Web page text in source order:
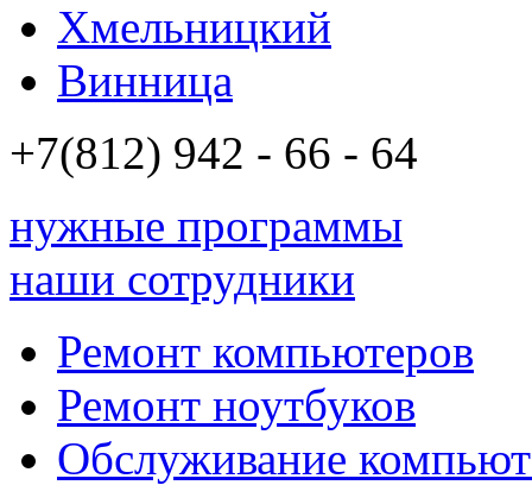
Хмельницкий
Винница
+7(812) 942 - 66 - 64
нужные программы
наши сотрудники
Ремонт компьютеров
Ремонт ноутбуков
Обслуживание